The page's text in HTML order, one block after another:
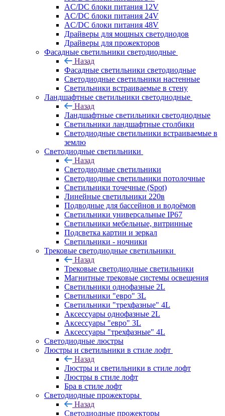
AC/DC блоки питания 12V
AC/DC блоки питания 24V
AC/DC блоки питания 48V
Драйверы для мощных светодиодов
Драйверы для прожекторов
Фасадные светильники светодиодные
Назад
Фасадные светильники светодиодные
Светодиодные светильники настенные
Светильники встраиваемые в стену
Ландшафтные светильники светодиодные
Назад
Ландшафтные светильники светодиодные
Светильники ландшафтные столбики
Светодиодные светильники встраиваемые в
землю
Светодиодные светильники
Назад
Светодиодные светильники
Светодиодные светильники потолочные
Светильники точечные (Spot)
Линейные светильники 220в
Подводные для бассейнов и водоёмов
Светильники универсальные IP67
Светильники мебельные, витринные
Подсветка картин и зеркал
Светильники - ночники
Трековые светодиодные светильники
Назад
Трековые светодиодные светильники
Магнитные трековые системы освещения
Светильники однофазные 2L
Светильники "евро" 3L
Светильники "трехфазные" 4L
Аксессуары однофазные 2L
Аксессуары "евро" 3L
Аксессуары "трехфазные" 4L
Светодиодные люстры
Люстры и светильники в стиле лофт
Назад
Люстры и светильники в стиле лофт
Люстры в стиле лофт
Бра в стиле лофт
Светодиодные прожекторы
Назад
Светодиодные прожекторы